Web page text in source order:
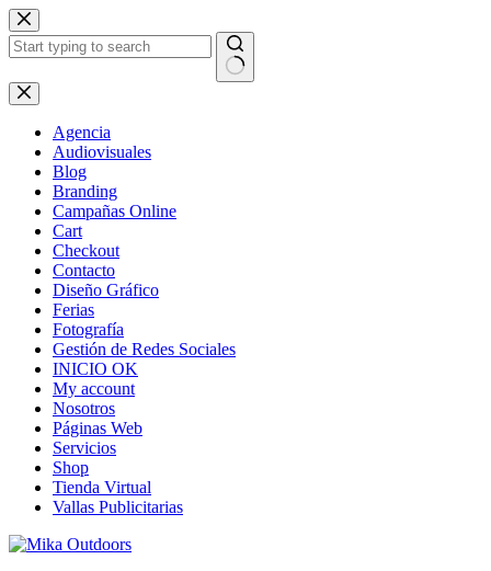
Skip
to
content
No
results
Agencia
Audiovisuales
Blog
Branding
Campañas Online
Cart
Checkout
Contacto
Diseño Gráfico
Ferias
Fotografía
Gestión de Redes Sociales
INICIO OK
My account
Nosotros
Páginas Web
Servicios
Shop
Tienda Virtual
Vallas Publicitarias